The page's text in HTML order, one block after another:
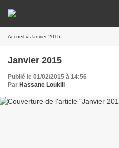
Accueil » Janvier 2015
Janvier 2015
Publié le 01/02/2015 à 14:56
Par Hassane Loukili